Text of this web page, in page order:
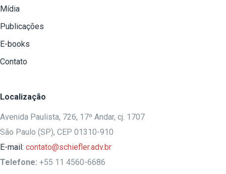
Mídia
Publicações
E-books
Contato
Localização
Avenida Paulista, 726, 17º Andar, cj. 1707
São Paulo (SP), CEP 01310-910
E-mail: contato@schiefler.adv.br
Telefone: +55 11 4560-6686